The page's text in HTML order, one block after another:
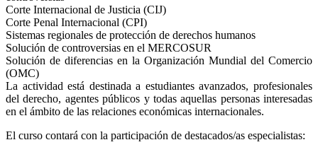
Corte Internacional de Justicia (CIJ)
Corte Penal Internacional (CPI)
Sistemas regionales de protección de derechos humanos
Solución de controversias en el MERCOSUR
Solución de diferencias en la Organización Mundial del Comercio
(OMC)
La actividad está destinada a estudiantes avanzados, profesionales
del derecho, agentes públicos y todas aquellas personas interesadas
en el ámbito de las relaciones económicas internacionales.
El curso contará con la participación de destacados/as especialistas: